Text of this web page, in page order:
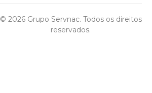
© 2026 Grupo Servnac. Todos os direitos
reservados.